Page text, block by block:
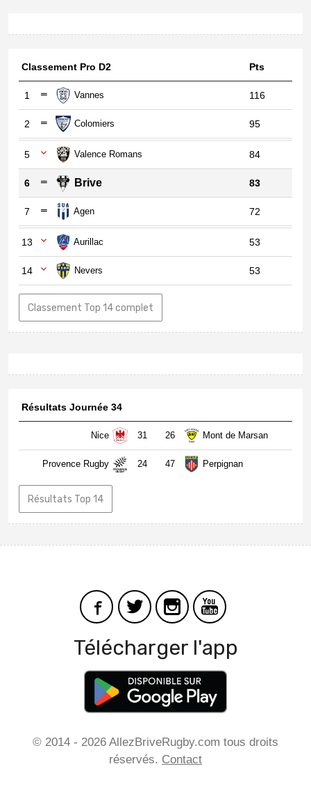
Classement Pro D2 Pts
1 Vannes 116
2 Colomiers 95
5 Valence Romans 84
6 Brive 83
7 Agen 72
13 Aurillac 53
14 Nevers 53
Classement Top 14 complet
Résultats Journée 34
Nice 31 26 Mont de Marsan
Provence Rugby 24 47 Perpignan
Résultats Top 14
Télécharger l'app
© 2014 - 2026 AllezBriveRugby.com tous droits
réservés. Contact